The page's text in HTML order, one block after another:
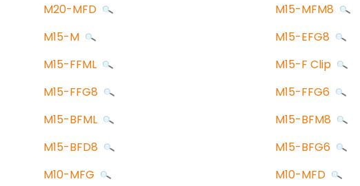
M20-MFD M15-MFM8
M15-M M15-EFG8
M15-FFML M15-F Clip
M15-FFG8 M15-FFG6
M15-BFML M15-BFM8
M15-BFD8 M15-BFG6
M10-MFG M10-MFD